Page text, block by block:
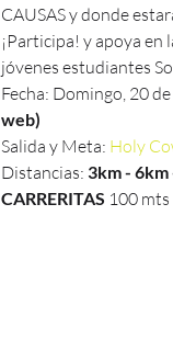
CAUSAS y donde
¡Participa! y apoya en
jóvenes estudiantes
Fecha: Domingo, 20
web)
Salida y Meta: Holy
Distancias: 3km - 6km
CARRERITAS 100